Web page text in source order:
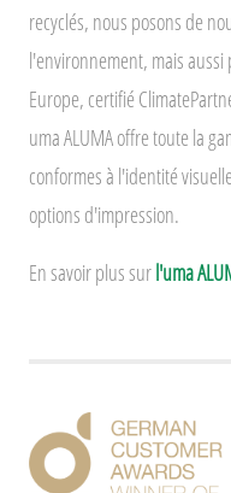
recyclés, nous posons de
l'environnement, mais
Europe, certifié
uma ALUMA offre toute la
conformes à l'identité
options d'impression.
En savoir plus surl'uma